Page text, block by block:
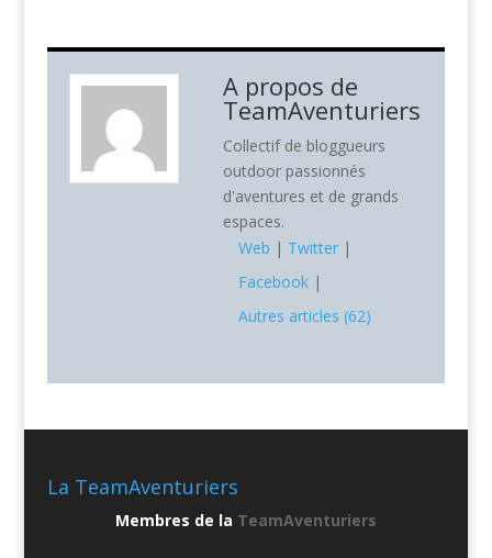
A propos de
TeamAventuriers
Collectif de bloggueurs
outdoor passionnés
d'aventures et de grands
espaces.
Web | Twitter|
Facebook|
Autres articles (62)
La TeamAventuriers
Membres de la TeamAventuriers